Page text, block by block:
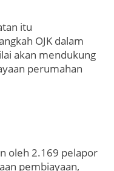
itu
OJK dalam
akan mendukung
perumahan
oleh 2.169 pelapor
pembiayaan,